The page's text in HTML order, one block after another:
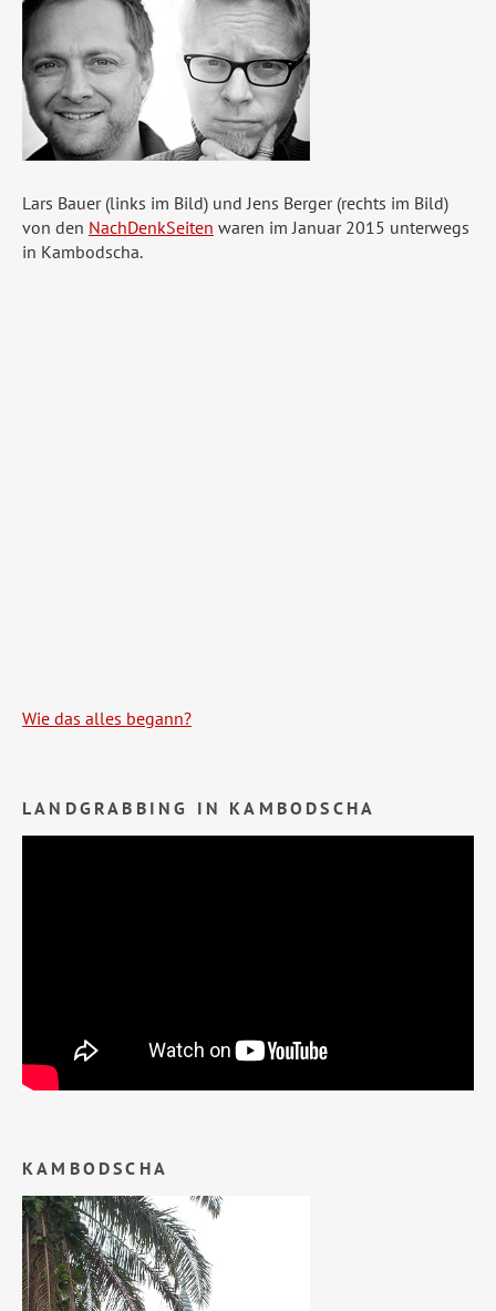
Lars Bauer (links im Bild) und Jens Berger (rechts im Bild)
von den NachDenkSeiten waren im Januar 2015 unterwegs
in Kambodscha.
Wie das alles begann?
LANDGRABBING IN KAMBODSCHA
KAMBODSCHA